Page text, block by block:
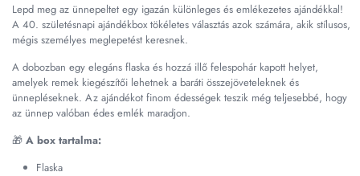
Lepd meg az ünnepeltet egy igazán különleges és emlékezetes ajándékkal!
A 40. születésnapi ajándékbox tökéletes választás azok számára, akik stílusos,
mégis személyes meglepetést keresnek.
A dobozban egy elegáns flaska és hozzá illő felespohár kapott helyet,
amelyek remek kiegészítői lehetnek a baráti összejöveteleknek és
ünnepléseknek. Az ajándékot finom édességek teszik még teljesebbé, hogy
az ünnep valóban édes emlék maradjon.
🎁 A box tartalma:
Flaska